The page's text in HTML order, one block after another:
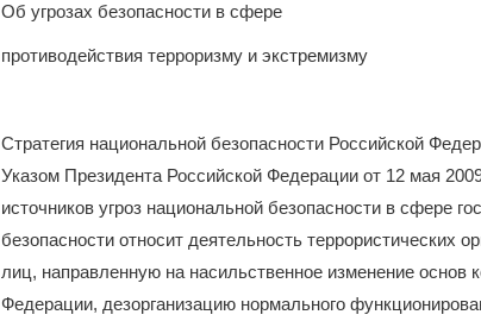
Об угрозах безопасности в сфере
противодействия терроризму и экстремизму
Стратегия национальной безопасности Российской
Указом Президента Российской Федерации от 12 мая
источников угроз национальной безопасности в сфере
безопасности относит деятельность террористических
лиц, направленную на насильственное изменение основ
Федерации, дезорганизацию нормального